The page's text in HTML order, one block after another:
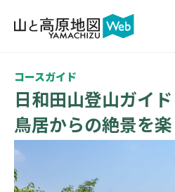
コースガイド
日和田山登山ガイ
鳥居からの絶景を